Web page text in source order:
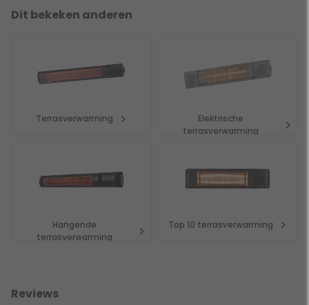
Dit bekeken anderen
Terrasverwarming
Elektrische
terrasverwarming
Hangende
terrasverwarming
Top 10 terrasverwarming
Reviews